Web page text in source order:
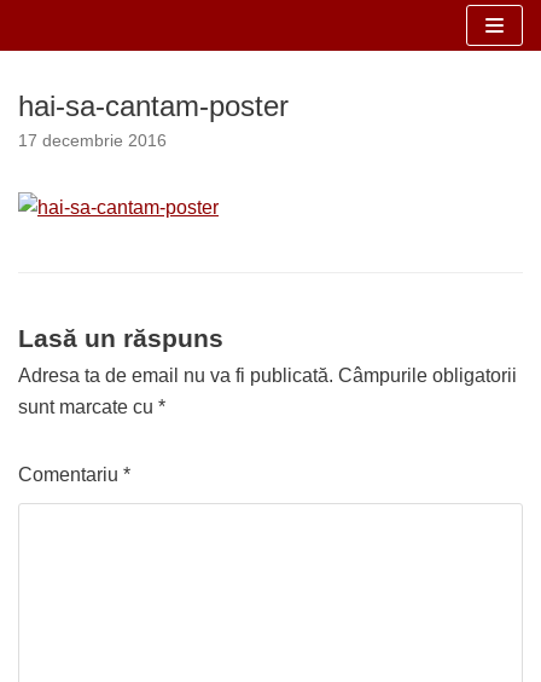
la
hai-sa-cantam-poster
17 decembrie 2016
Lasă un răspuns
Adresa ta de email nu va fi publicată. Câmpurile obligatorii
sunt marcate cu *
Comentariu *